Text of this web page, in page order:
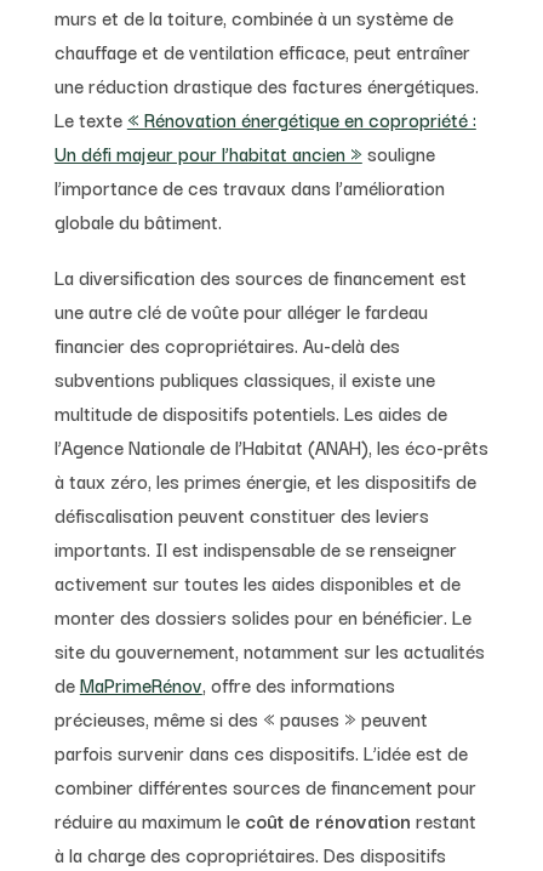
murs et de la toiture, combinée à un système de
chauffage et de ventilation efficace, peut entraîner
une réduction drastique des factures énergétiques.
Le texte « Rénovation énergétique en copropriété :
Un défi majeur pour l’habitat ancien » souligne
l’importance de ces travaux dans l’amélioration
globale du bâtiment.
La diversification des sources de financement est
une autre clé de voûte pour alléger le fardeau
financier des copropriétaires. Au-delà des
subventions publiques classiques, il existe une
multitude de dispositifs potentiels. Les aides de
l’Agence Nationale de l’Habitat (ANAH), les éco-prêts
à taux zéro, les primes énergie, et les dispositifs de
défiscalisation peuvent constituer des leviers
importants. Il est indispensable de se renseigner
activement sur toutes les aides disponibles et de
monter des dossiers solides pour en bénéficier. Le
site du gouvernement, notamment sur les actualités
deMaPrimeRénov, offre des informations
précieuses, même si des « pauses » peuvent
parfois survenir dans ces dispositifs. L’idée est de
combiner différentes sources de financement pour
réduire au maximum lecoût de rénovation restant
à la charge des copropriétaires. Des dispositifs